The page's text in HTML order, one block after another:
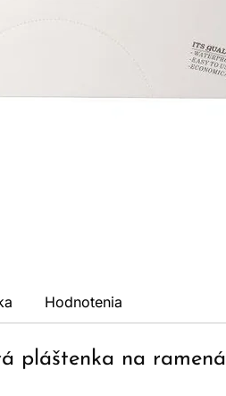
Hodnotenia
pláštenka na ramená